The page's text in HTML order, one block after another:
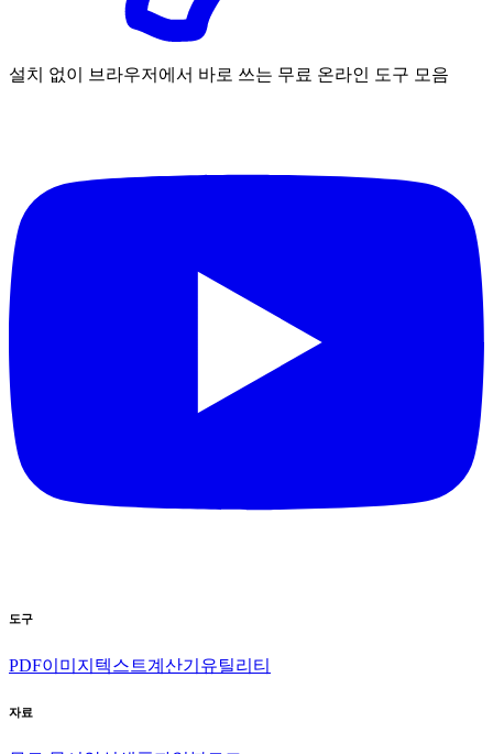
설치 없이 브라우저에서 바로 쓰는 무료 온라인 도구 모음
도구
PDF이미지 텍스트계산기 유틸리티
자료